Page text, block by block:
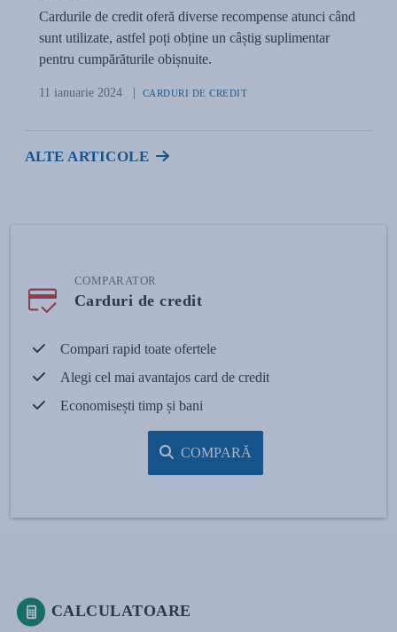
Cardurile de credit oferă diverse recompense atunci când
sunt utilizate, astfel poți obține un câștig suplimentar
pentru cumpărăturile obișnuite.
11 ianuarie 2024 CARDURI DE CREDIT
ALTE ARTICOLE
COMPARATOR
Carduri de credit
Compari rapid toate ofertele
Alegi cel mai avantajos card de credit
Economisești timp și bani
COMPARĂ
CALCULATOARE